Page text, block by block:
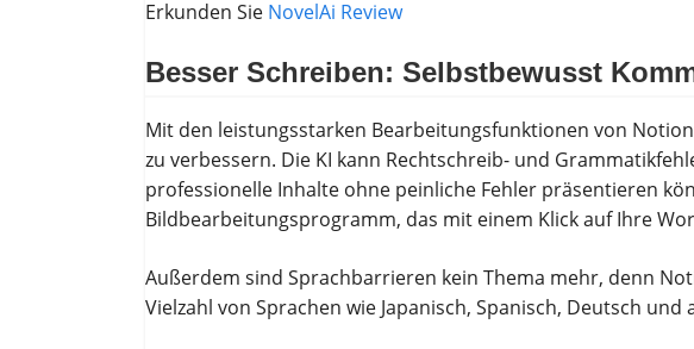
Erkunden Sie NovelAi Review
Besser Schreiben: Selbstbewusst
Mit den leistungsstarken Bearbeitungsfunktionen von
zu verbessern. Die KI kann Rechtschreib- und
professionelle Inhalte ohne peinliche Fehler präsentieren
Bildbearbeitungsprogramm, das mit einem Klick auf Ihre
Außerdem sind Sprachbarrieren kein Thema mehr, denn
Vielzahl von Sprachen wie Japanisch, Spanisch, Deutsch und